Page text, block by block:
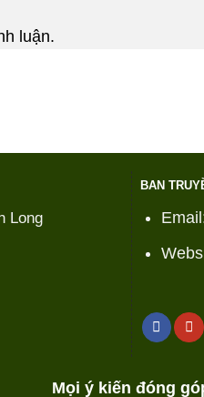
luận.
Long
BAN
Mọi ý kiến đóng